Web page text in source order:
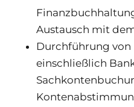
Austausch mit
Durchführung
einschließlich